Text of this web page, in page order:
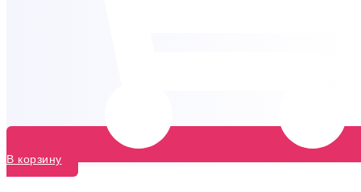
В корзину